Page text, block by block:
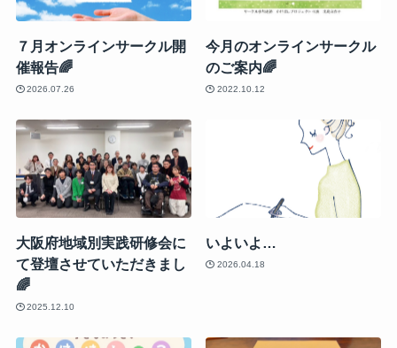
７月オンラインサークル開
催報告🌈
2026.07.26
今月のオンラインサークル
のご案内🌈
2022.10.12
大阪府地域別実践研修会に
て登壇させていただきまし
🌈
2025.12.10
いよいよ…
2026.04.18